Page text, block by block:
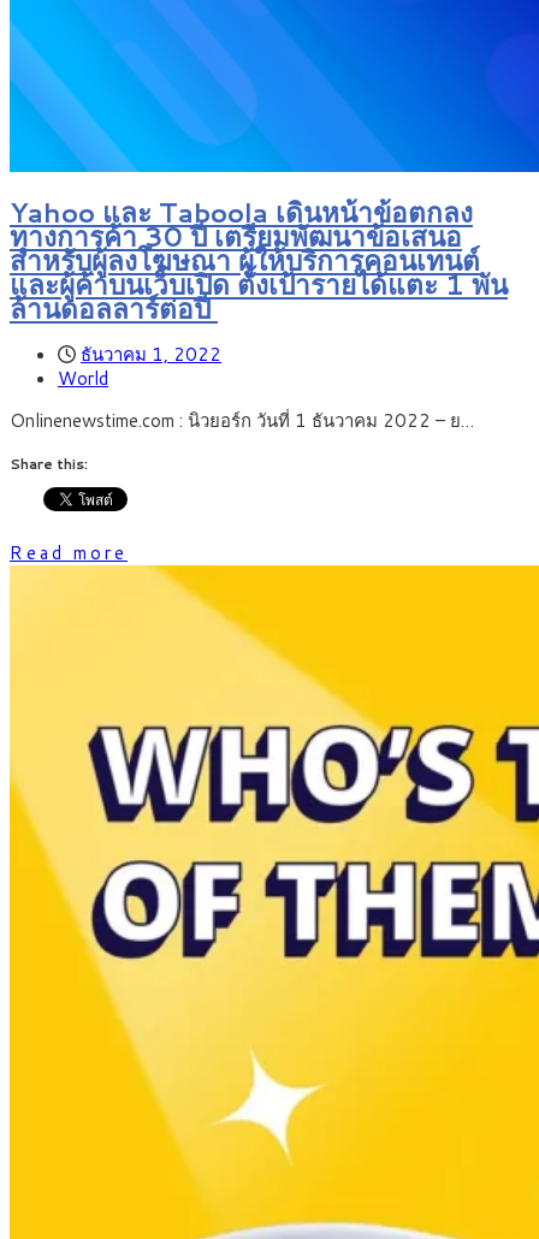
Yahoo และ Taboola เดินหน้าข้อตกลง
ทางการค้า 30 ปี เตรียมพัฒนาข้อเสนอ
สำหรับผู้ลงโฆษณา ผู้ให้บริการคอนเทนต์
และผู้ค้าบนเว็บเปิด ตั้งเป้ารายได้แตะ 1 พัน
ล้านดอลลาร์ต่อปี
ธันวาคม 1, 2022
World
Onlinenewstime.com : นิวยอร์ก วันที่ 1 ธันวาคม 2022 – ย…
Share this:
Read more